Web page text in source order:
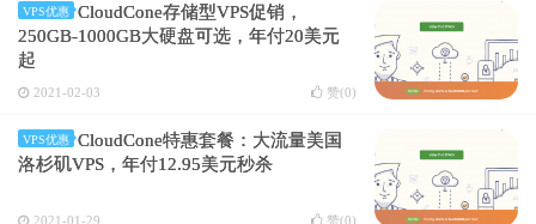
VPS优惠
CloudCone存储型VPS促销，
250GB-1000GB大硬盘可选，年付20美元
起
2021-02-03 赞(0)
VPS优惠
CloudCone特惠套餐：大流量美国
洛杉矶VPS，年付12.95美元秒杀
2021-01-29 赞(0)